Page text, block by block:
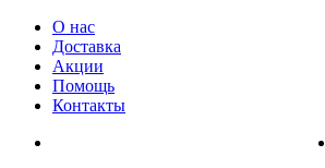
О нас
Доставка
Акции
Помощь
Контакты